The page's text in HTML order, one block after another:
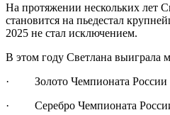
На протяжении нескольких лет
становится на пьедестал
2025 не стал исключением.
В этом году Светлана выиграла
· Золото Чемпионата России
· Серебро Чемпионата